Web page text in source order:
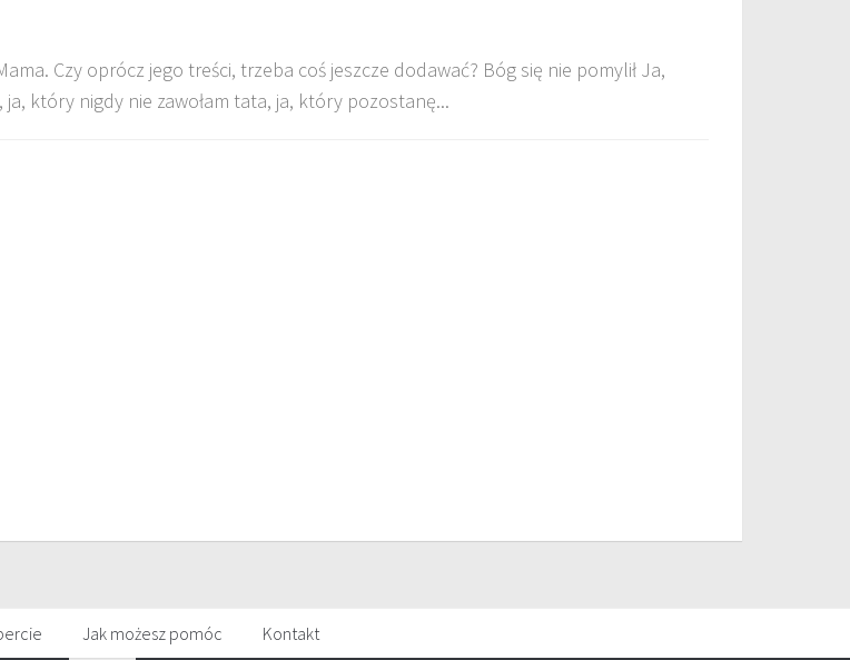
Czy oprócz jego treści, trzeba coś jeszcze dodawać? Bóg się nie pomylił Ja,
który nigdy nie zawołam tata, ja, który pozostanę...
Jak możesz pomóc Kontakt